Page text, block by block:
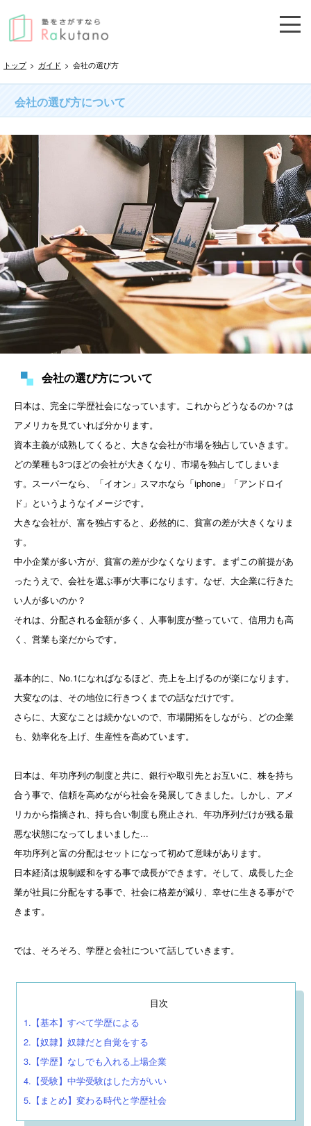
トップ > ガイド > 会社の選び方
会社の選び方について
会社の選び方について
日本は、完全に学歴社会になっています。これからどうなるのか？は
アメリカを見ていれば分かります。
資本主義が成熟してくると、大きな会社が市場を独占していきます。
どの業種も3つほどの会社が大きくなり、市場を独占してしまいま
す。スーパーなら、「イオン」スマホなら「iphone」「アンドロイ
ド」というようなイメージです。
大きな会社が、富を独占すると、必然的に、貧富の差が大きくなりま
す。
中小企業が多い方が、貧富の差が少なくなります。まずこの前提があ
ったうえで、会社を選ぶ事が大事になります。なぜ、大企業に行きた
い人が多いのか？
それは、分配される金額が多く、人事制度が整っていて、信用力も高
く、営業も楽だからです。
基本的に、No.1になればなるほど、売上を上げるのが楽になります。
大変なのは、その地位に行きつくまでの話なだけです。
さらに、大変なことは続かないので、市場開拓をしながら、どの企業
も、効率化を上げ、生産性を高めています。
日本は、年功序列の制度と共に、銀行や取引先とお互いに、株を持ち
合う事で、信頼を高めながら社会を発展してきました。しかし、アメ
リカから指摘され、持ち合い制度も廃止され、年功序列だけが残る最
悪な状態になってしまいました...
年功序列と富の分配はセットになって初めて意味があります。
日本経済は規制緩和をする事で成長ができます。そして、成長した企
業が社員に分配をする事で、社会に格差が減り、幸せに生きる事がで
きます。
では、そろそろ、学歴と会社について話していきます。
目次
1.【基本】すべて学歴による
2.【奴隷】奴隷だと自覚をする
3.【学歴】なしでも入れる上場企業
4.【受験】中学受験はした方がいい
5.【まとめ】変わる時代と学歴社会